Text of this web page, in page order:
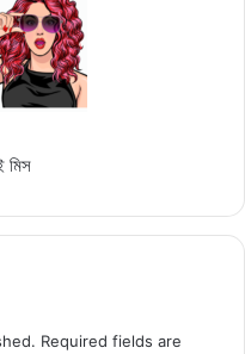
মিস
Required fields are